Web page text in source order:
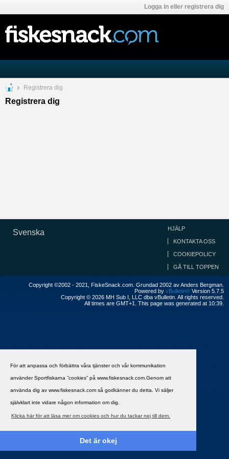
För att anpassa och förbättra våra tjänster och vår kommunikation
använder Sportfiskarna ”cookies” på www.fiskesnack.com.Genom att
använda dig av www.fiskesnack.com så godkänner du detta. Vi säljer
självklart inte vidare någon information om dig.
Klicka här för att läsa mer om cookies och hur du tackar nej till dem.
Det är okej
Logga in eller registrera dig
Registrera dig
Registrera dig
Svenska HJÄLP
KONTAKTA OSS
COOKIEPOLICY
GÅ TILL TOPPEN
Copyright ©2002 - 2021, FiskeSnack.com. Grundad 2002 av Anders Bergman.
Powered by vBulletin® Version 5.7.5
Copyright © 2026 MH Sub I, LLC dba vBulletin. All rights reserved.
All times are GMT+1. This page was generated at 10:39.